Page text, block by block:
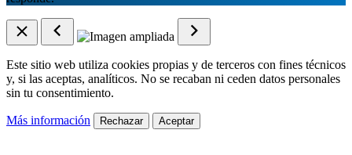
Este sitio web utiliza cookies propias y de terceros con fines técnicos
y, si las aceptas, analíticos. No se recaban ni ceden datos personales
sin tu consentimiento.
Más información Rechazar Aceptar